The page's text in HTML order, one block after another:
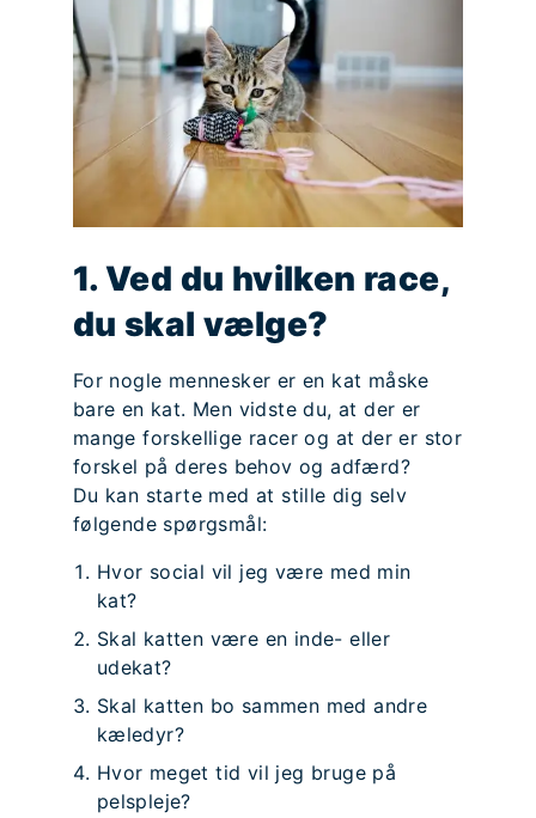
1. Ved du hvilken race,
du skal vælge?
For nogle mennesker er en kat måske
bare en kat. Men vidste du, at der er
mange forskellige racer og at der er stor
forskel på deres behov og adfærd?
Du kan starte med at stille dig selv
følgende spørgsmål:
Hvor social vil jeg være med min
kat?
Skal katten være en inde- eller
udekat?
Skal katten bo sammen med andre
kæledyr?
Hvor meget tid vil jeg bruge på
pelspleje?